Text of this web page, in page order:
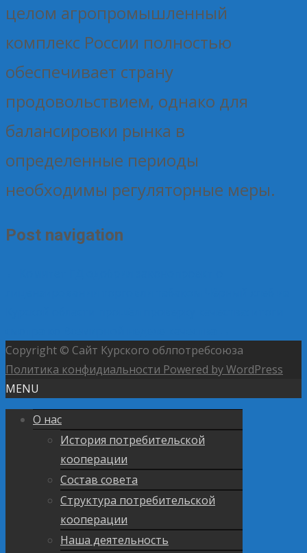
целом агропромышленный
комплекс России полностью
обеспечивает страну
продовольствием, однако для
балансировки рынка в
определенные периоды
необходимы регуляторные меры.
Post navigation
Copyright © Сайт Курского облпотребсоюза
Политика конфидиальности Powered by WordPress
MENU
О нас
История потребительской
кооперации
Состав совета
Структура потребительской
кооперации
Наша деятельность